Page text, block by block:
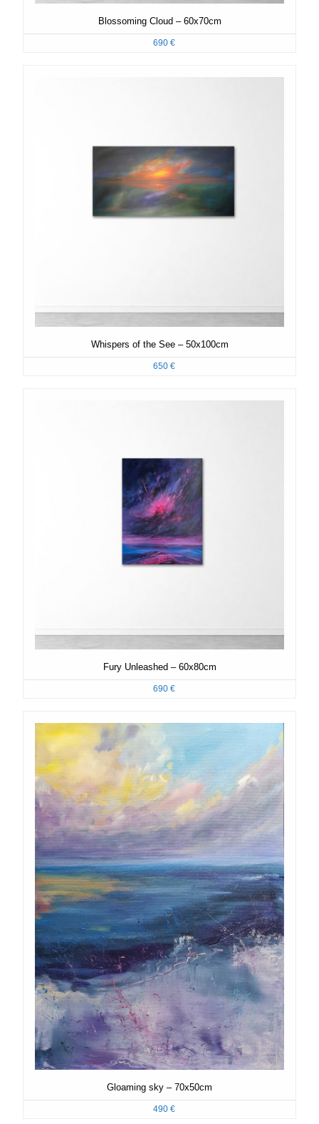
Blossoming Cloud – 60x70cm
690 €
Whispers of the See – 50x100cm
650 €
Fury Unleashed – 60x80cm
690 €
Gloaming sky – 70x50cm
490 €